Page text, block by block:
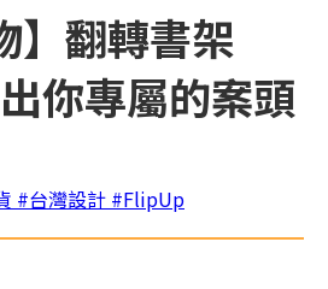
】翻轉書架
你專屬的案頭
#台灣設計 #FlipUp